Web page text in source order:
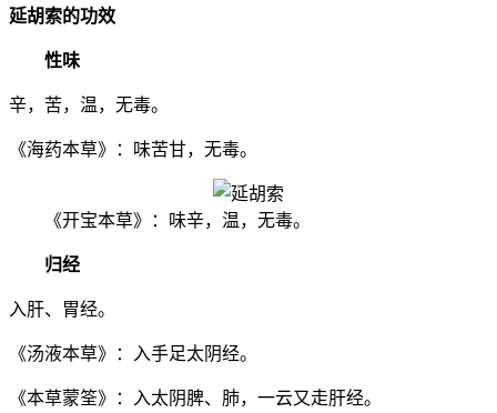
延胡索的功效
性味
辛，苦，温，无毒。
《海药本草》：味苦甘，无毒。
《开宝本草》：味辛，温，无毒。
归经
入肝、胃经。
《汤液本草》：入手足太阴经。
《本草蒙筌》：入太阴脾、肺，一云又走肝经。